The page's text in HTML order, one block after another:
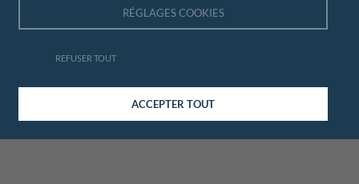
RÉGLAGES COOKIES
REFUSER TOUT
ACCEPTER TOUT